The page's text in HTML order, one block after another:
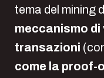
tema del mining
meccanismo
transazioni
come la proof-